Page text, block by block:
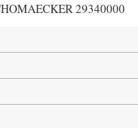
29340000